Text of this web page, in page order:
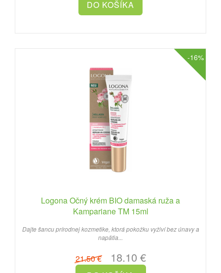
-16%
Logona Očný krém BIO damaská ruža a
Kampariane TM 15ml
Dajte šancu prírodnej kozmetike, ktorá pokožku vyživí bez únavy a
napätia...
21.50 €18.10 €